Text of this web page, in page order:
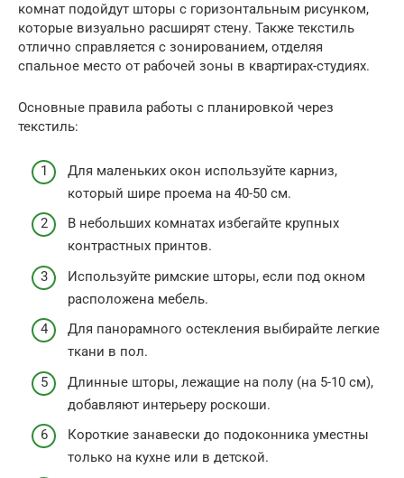
комнат подойдут шторы с горизонтальным рисунком,
которые визуально расширят стену. Также текстиль
отлично справляется с зонированием, отделяя
спальное место от рабочей зоны в квартирах-студиях.
Основные правила работы с планировкой через
текстиль:
Для маленьких окон используйте карниз,
который шире проема на 40-50 см.
В небольших комнатах избегайте крупных
контрастных принтов.
Используйте римские шторы, если под окном
расположена мебель.
Для панорамного остекления выбирайте легкие
ткани в пол.
Длинные шторы, лежащие на полу (на 5-10 см),
добавляют интерьеру роскоши.
Короткие занавески до подоконника уместны
только на кухне или в детской.